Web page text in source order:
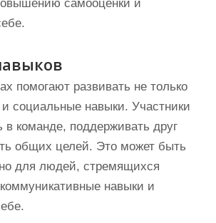
самооценки и
помогают развивать не только
социальные навыки. Участники
в команде, поддерживать друг
общих целей. Это может быть
для людей, стремящихся
навыки и